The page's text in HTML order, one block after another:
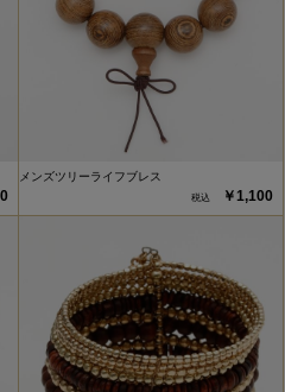
メンズツリーライフブレス
￥1,100